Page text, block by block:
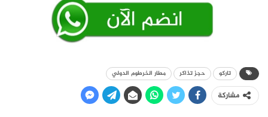
تاركو حجز تذاكر مطار الخرطوم الدولي
مشاركة